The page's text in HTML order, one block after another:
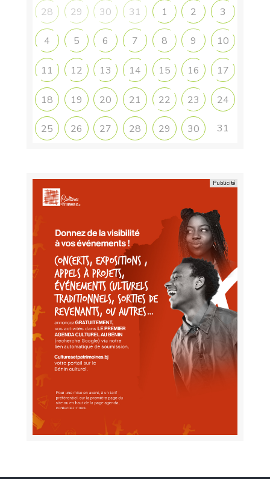
28 29 30 31 1 2 3
4 5 6 7 8 9 10
11 12 13 14 15 16 17
18 19 20 21 22 23 24
25 26 27 28 29 30 31